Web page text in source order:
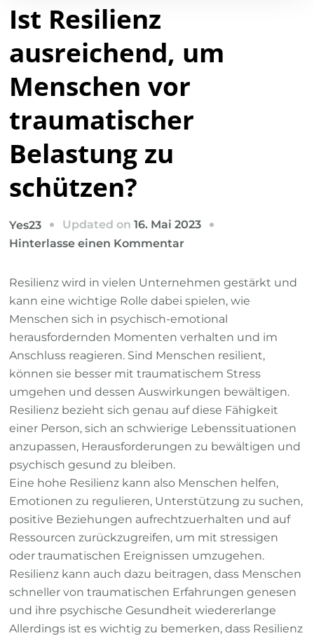
Ist Resilienz
ausreichend, um
Menschen vor
traumatischer
Belastung zu
schützen?
Yes23 Updated on16. Mai 2023
Hinterlasse einen Kommentarzu
Resilienz
ausreichend,
um
Menschen
vor
traumatischer
Belastung
zu
schützen?
Resilienz wird in vielen Unternehmen gestärkt und
kann eine wichtige Rolle dabei spielen, wie
Menschen sich in psychisch-emotional
herausfordernden Momenten verhalten und im
Anschluss reagieren. Sind Menschen resilient,
können sie besser mit traumatischem Stress
umgehen und dessen Auswirkungen bewältigen.
Resilienz bezieht sich genau auf diese Fähigkeit
einer Person, sich an schwierige Lebenssituationen
anzupassen, Herausforderungen zu bewältigen und
psychisch gesund zu bleiben.
Eine hohe Resilienz kann also Menschen helfen,
Emotionen zu regulieren, Unterstützung zu suchen,
positive Beziehungen aufrechtzuerhalten und auf
Ressourcen zurückzugreifen, um mit stressigen
oder traumatischen Ereignissen umzugehen.
Resilienz kann auch dazu beitragen, dass Menschen
schneller von traumatischen Erfahrungen genesen
und ihre psychische Gesundheit wiedererlange
Allerdings ist es wichtig zu bemerken, dass Resilienz